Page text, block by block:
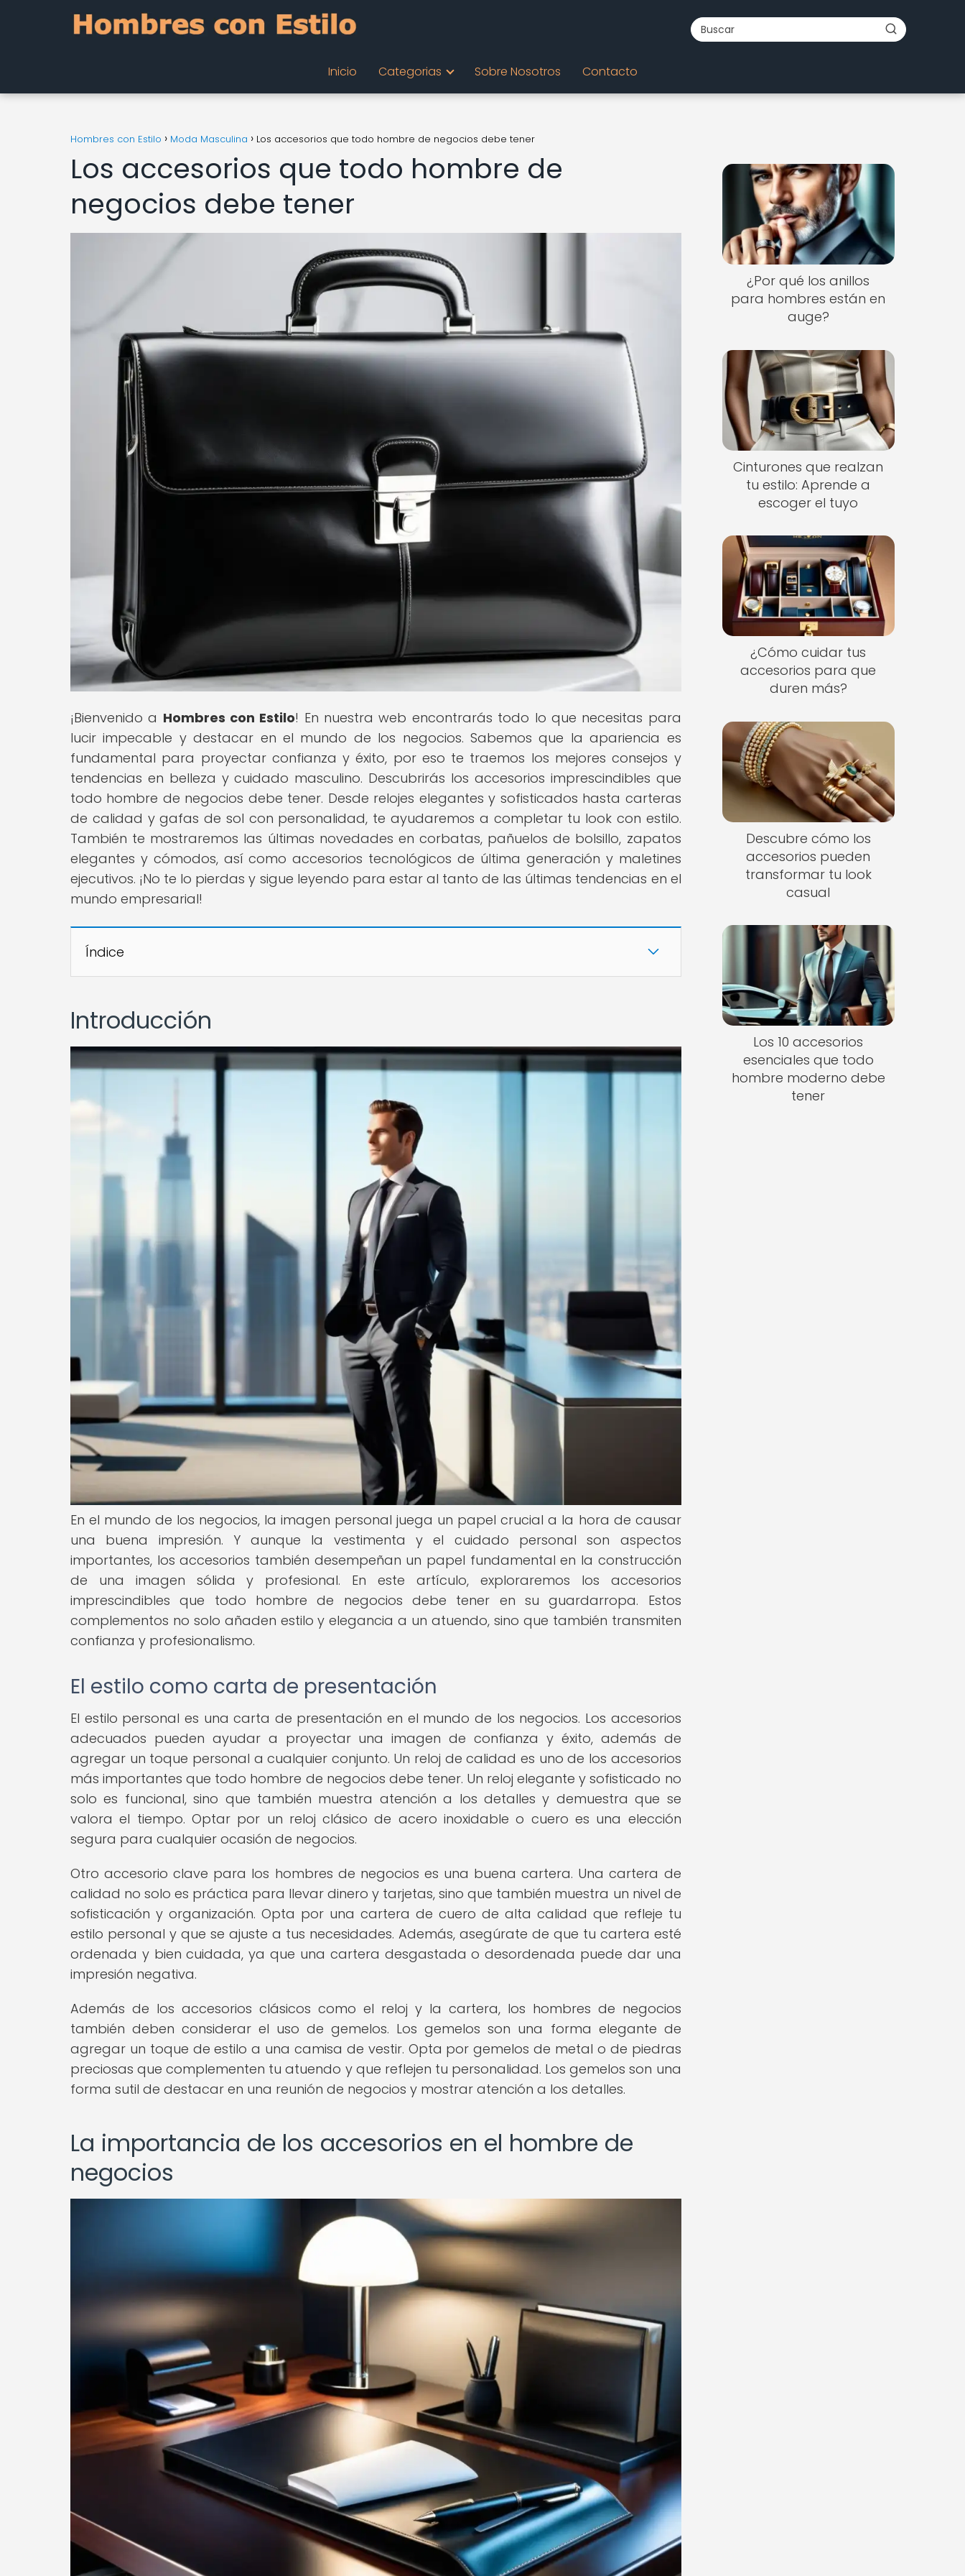
Inicio Categorias Sobre Nosotros Contacto
Hombres con Estilo Moda Masculina Los accesorios que todo hombre de negocios debe tener
Los accesorios que todo hombre de
negocios debe tener
¡Bienvenido a Hombres con Estilo! En nuestra web encontrarás todo lo que necesitas para
lucir impecable y destacar en el mundo de los negocios. Sabemos que la apariencia es
fundamental para proyectar confianza y éxito, por eso te traemos los mejores consejos y
tendencias en belleza y cuidado masculino. Descubrirás los accesorios imprescindibles que
todo hombre de negocios debe tener. Desde relojes elegantes y sofisticados hasta carteras
de calidad y gafas de sol con personalidad, te ayudaremos a completar tu look con estilo.
También te mostraremos las últimas novedades en corbatas, pañuelos de bolsillo, zapatos
elegantes y cómodos, así como accesorios tecnológicos de última generación y maletines
ejecutivos. ¡No te lo pierdas y sigue leyendo para estar al tanto de las últimas tendencias en el
mundo empresarial!
Índice
Introducción
En el mundo de los negocios, la imagen personal juega un papel crucial a la hora de causar
una buena impresión. Y aunque la vestimenta y el cuidado personal son aspectos
importantes, los accesorios también desempeñan un papel fundamental en la construcción
de una imagen sólida y profesional. En este artículo, exploraremos los accesorios
imprescindibles que todo hombre de negocios debe tener en su guardarropa. Estos
complementos no solo añaden estilo y elegancia a un atuendo, sino que también transmiten
confianza y profesionalismo.
El estilo como carta de presentación
El estilo personal es una carta de presentación en el mundo de los negocios. Los accesorios
adecuados pueden ayudar a proyectar una imagen de confianza y éxito, además de
agregar un toque personal a cualquier conjunto. Un reloj de calidad es uno de los accesorios
más importantes que todo hombre de negocios debe tener. Un reloj elegante y sofisticado no
solo es funcional, sino que también muestra atención a los detalles y demuestra que se
valora el tiempo. Optar por un reloj clásico de acero inoxidable o cuero es una elección
segura para cualquier ocasión de negocios.
Otro accesorio clave para los hombres de negocios es una buena cartera. Una cartera de
calidad no solo es práctica para llevar dinero y tarjetas, sino que también muestra un nivel de
sofisticación y organización. Opta por una cartera de cuero de alta calidad que refleje tu
estilo personal y que se ajuste a tus necesidades. Además, asegúrate de que tu cartera esté
ordenada y bien cuidada, ya que una cartera desgastada o desordenada puede dar una
impresión negativa.
Además de los accesorios clásicos como el reloj y la cartera, los hombres de negocios
también deben considerar el uso de gemelos. Los gemelos son una forma elegante de
agregar un toque de estilo a una camisa de vestir. Opta por gemelos de metal o de piedras
preciosas que complementen tu atuendo y que reflejen tu personalidad. Los gemelos son una
forma sutil de destacar en una reunión de negocios y mostrar atención a los detalles.
La importancia de los accesorios en el hombre de
negocios
¿Por qué los anillos
para hombres están en
auge?
Cinturones que realzan
tu estilo: Aprende a
escoger el tuyo
¿Cómo cuidar tus
accesorios para que
duren más?
Descubre cómo los
accesorios pueden
transformar tu look
casual
Los 10 accesorios
esenciales que todo
hombre moderno debe
tener